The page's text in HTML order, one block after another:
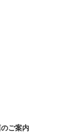
ご案内